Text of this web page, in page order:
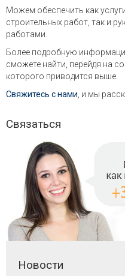
Можем обеспечить как
строительных работ, так и
работами.
Более подробную
сможете найти, перейдя на
которого приводится выше.
Свяжитесь с нами, и мы
Связаться
Новости